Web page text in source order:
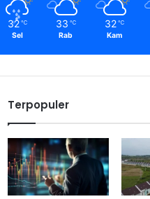
32 ℃
Sel
33 ℃
Rab
32 ℃
Kam
Terpopuler